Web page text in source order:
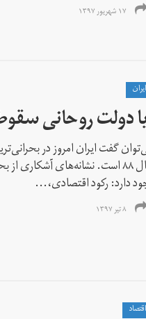
۱۷ شهریور ۱۳۹۷
ايران
دولت روحانی
گفت ایران امروز در
سال ۸۸ است. نشانه‌های آشکاری
دارد: رکود اقتصادی،...
۸ تیر ۱۳۹۷
اقتصاد